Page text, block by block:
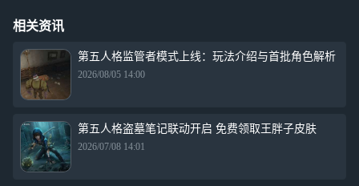
相关资讯
第五人格监管者模式上线：玩法介绍与首批角色解析
2026/08/05 14:00
第五人格盗墓笔记联动开启 免费领取王胖子皮肤
2026/07/08 14:01